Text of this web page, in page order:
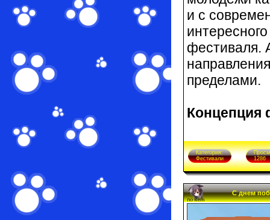
и с
фестиваля.
пределами.
Концепция
Категория:
Фестивали
1286
С днем